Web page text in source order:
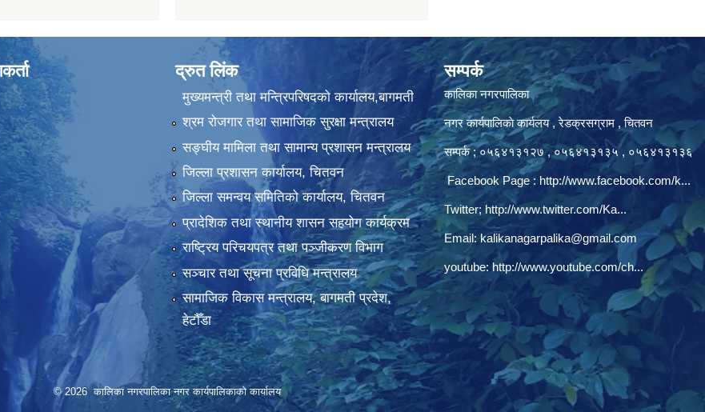
द्रुत लिंक
मुख्यमन्त्री तथा मन्त्रिपरिषदको कार्यालय,बागमती
श्रम रोजगार तथा सामाजिक सुरक्षा मन्त्रालय
सङ्‍घीय मामिला तथा सामान्य प्रशासन मन्त्रालय
जिल्ला प्रशासन कार्यालय, चितवन
जिल्ला समन्वय समितिको कार्यालय, चितवन
प्रादेशिक तथा स्थानीय शासन सहयोग कार्यक्रम
राष्ट्रिय परिचयपत्र तथा पञ्‍जीकरण विभाग
सञ्‍चार तथा सूचना प्रविधि मन्त्रालय
सामाजिक विकास मन्त्रालय, बागमती प्रदेश,
हेटौँडा
सम्पर्क
कालिका नगरपालिका
नगर कार्यपालिकाे कार्यलय‍ , रेडक्रसग्राम , चितवन
सम्पर्क ; ०५६४१३१२७ , ०५६४१३१३५ , ०५६४१३१३६
Facebook Page : http://www.facebook.com/k...
Twitter; http://www.twitter.com/Ka...
Email:kalikanagarpalika@gmail.com
youtube: http://www.youtube.com/ch...
© 2026 कालिका नगरपालिका नगर कार्यपालिकाकाे कार्यालय